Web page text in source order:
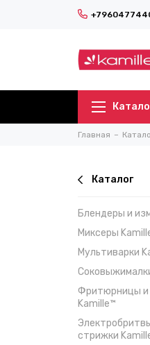
Главная
Каталог
Блендеры и
Миксеры
Мультиварки
Фритюрницы и
Kamille™
стрижки